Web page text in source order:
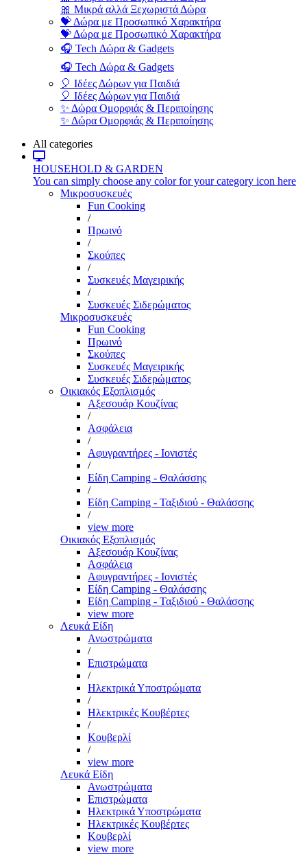
🎀 Μικρά αλλά Ξεχωριστά Δώρα
💝 Δώρα με Προσωπικό Χαρακτήρα
💝 Δώρα με Προσωπικό Χαρακτήρα
🎧 Tech Δώρα & Gadgets
🎧 Tech Δώρα & Gadgets
🎈 Ιδέες Δώρων για Παιδιά
🎈 Ιδέες Δώρων για Παιδιά
✨ Δώρα Ομορφιάς & Περιποίησης
✨ Δώρα Ομορφιάς & Περιποίησης
All categories
HOUSEHOLD & GARDEN
You can simply choose any color for your category icon here
Μικροσυσκευές
Fun Cooking
/
Πρωινό
/
Σκούπες
/
Συσκευές Μαγειρικής
/
Συσκευές Σιδερώματος
Μικροσυσκευές
Fun Cooking
Πρωινό
Σκούπες
Συσκευές Μαγειρικής
Συσκευές Σιδερώματος
Οικιακός Εξοπλισμός
Αξεσουάρ Κουζίνας
/
Ασφάλεια
/
Αφυγραντήρες - Ιονιστές
/
Είδη Camping - Θαλάσσης
/
Είδη Camping - Ταξιδιού - Θαλάσσης
/
view more
Οικιακός Εξοπλισμός
Αξεσουάρ Κουζίνας
Ασφάλεια
Αφυγραντήρες - Ιονιστές
Είδη Camping - Θαλάσσης
Είδη Camping - Ταξιδιού - Θαλάσσης
view more
Λευκά Είδη
Ανωστρώματα
/
Επιστρώματα
/
Ηλεκτρικά Υποστρώματα
/
Ηλεκτρικές Κουβέρτες
/
Κουβερλί
/
view more
Λευκά Είδη
Ανωστρώματα
Επιστρώματα
Ηλεκτρικά Υποστρώματα
Ηλεκτρικές Κουβέρτες
Κουβερλί
view more